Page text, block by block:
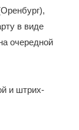
в виде
очередной
и штрих-